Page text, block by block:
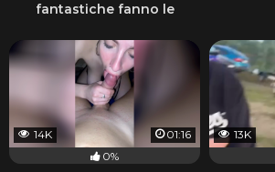
fantastiche fanno le
14K
01:16
0%
13K